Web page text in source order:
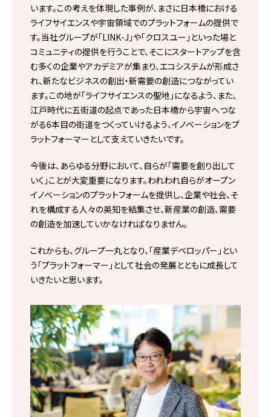
います。この考えを体現した事例が、まさに日本橋における
ライフサイエンスや宇宙領域でのプラットフォームの提供で
す。当社グループが「LINK-J」や「クロスユー」といった場と
コミュニティの提供を行うことで、そこにスタートアップを含
む多くの企業やアカデミアが集まり、エコシステムが形成さ
れ、新たなビジネスの創出・新需要の創造につながってい
ます。この地が「ライフサイエンスの聖地」になるよう、また、
江戸時代に五街道の起点であった日本橋から宇宙へつな
がる6本目の街道をつくっていけるよう、イノベーションをプ
ラットフォーマーとして支えていきたいです。
今後は、あらゆる分野において、自らが「需要を創り出して
いく」ことが大変重要になります。われわれ自らがオープン
イノベーションのプラットフォームを提供し、企業や社会、そ
れを構成する人々の英知を結集させ、新産業の創造、需要
の創造を加速していかなければなりません。
これからも、グループ一丸となり、「産業デベロッパー」とい
う「プラットフォーマー」として社会の発展とともに成長して
いきたいと思います。